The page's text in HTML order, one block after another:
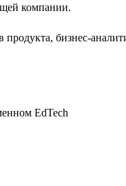
компании.
бизнес-